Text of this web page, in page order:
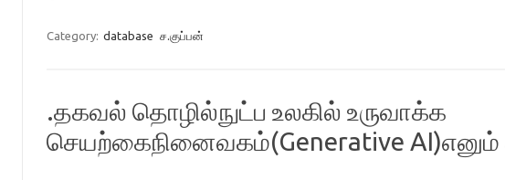
Category: database ச.குப்பன்
.தகவல் தொழில்நுட்ப உலகில் உருவாக்க
செயற்கைநினைவகம்(Generative AI)எனும்